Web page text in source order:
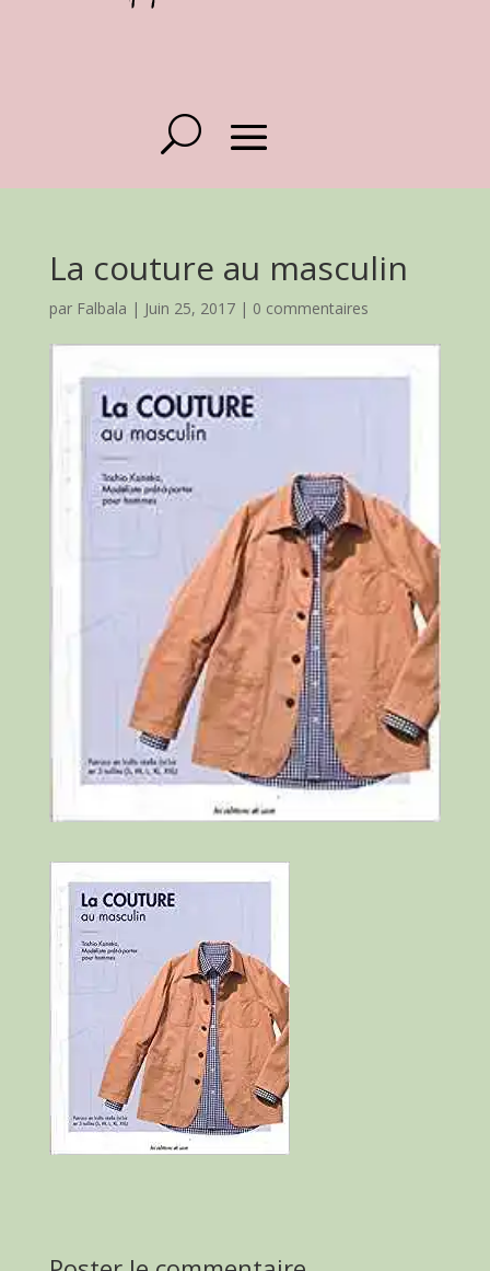
La couture au masculin
par Falbala | Juin 25, 2017| 0 commentaires